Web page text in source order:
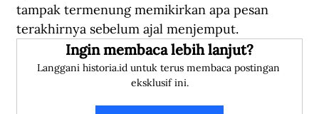
tampak termenung memikirkan apa pesan
terakhirnya sebelum ajal menjemput.
Ingin membaca lebih lanjut?
Langgani historia.id untuk terus membaca postingan
eksklusif ini.